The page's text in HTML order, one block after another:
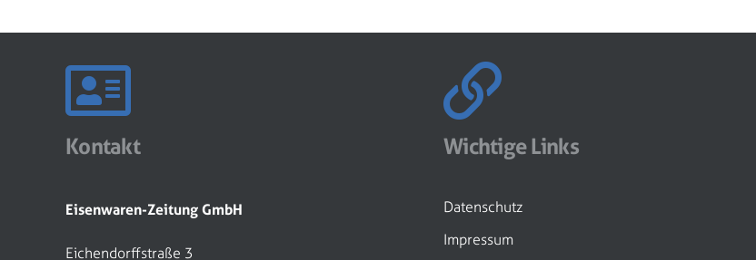
Kontakt
Eisenwaren-Zeitung GmbH
Eichendorffstraße 3
Wichtige Links
Datenschutz
Impressum